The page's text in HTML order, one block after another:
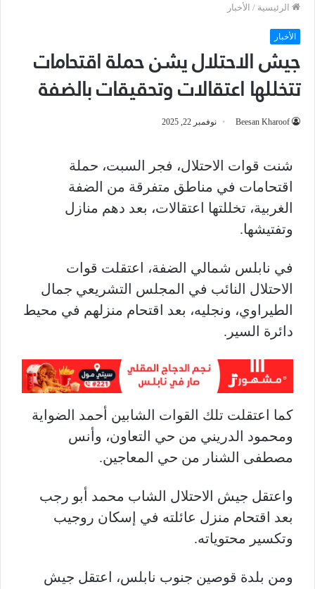
الرئيسية / الأخبار
الأخبار
جيش الاحتلال يشن حملة اقتحامات
تتخللها اعتقالات وتحقيقات بالضفة
Beesan Kharoof نوفمبر 22, 2025
شنت قوات الاحتلال، فجر السبت، حملة
اقتحامات في مناطق متفرقة من الضفة
الغربية، تخللتها اعتقالات، بعد دهم منازل
وتفتيشها.
في نابلس شمالي الضفة، اعتقلت قوات
الاحتلال النائب في المجلس التشريعي جمال
الطيراوي، ونجليه، بعد اقتحام منزلهم في محيط
دائرة السير.
كما اعتقلت تلك القوات الشابين أحمد الضواية
ومحمود الدريني من حي التعاون، وأنس
مصطفى الشنار من حي المعاجين.
واعتقل جيش الاحتلال الشاب محمد أبو رجب
بعد اقتحام منزل عائلته في إسكان روجيب
وتكسير محتوياته.
ومن بلدة قوصين جنوب نابلس، اعتقل جيش